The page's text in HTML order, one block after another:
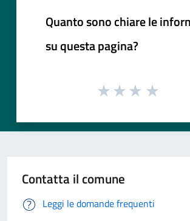
Quanto sono chiare le
su questa pagina?
Contatta il comune
Leggi le domande frequenti